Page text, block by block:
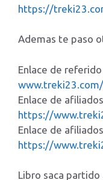
https://
Ademas te paso
Enlace de
Enlace de
https://
Enlace de
https://
Libro saca